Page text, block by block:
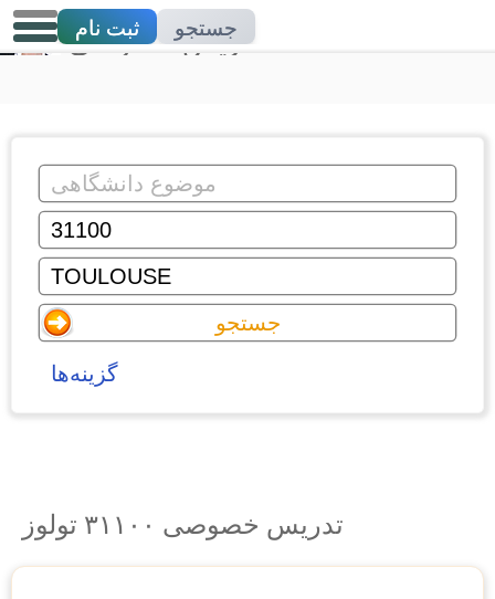
تدریس خصوصی
ثبت نام جستجو
گزینه‌ها
تدریس خصوصی ۳۱۱۰۰ تولوز